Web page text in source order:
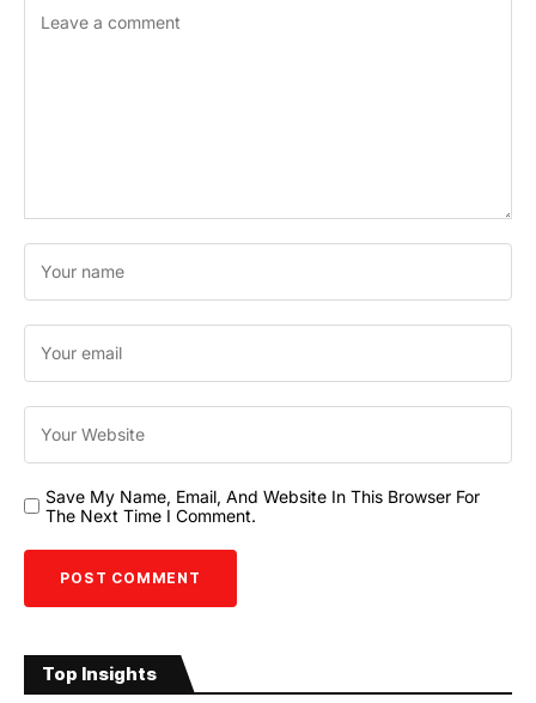
Save My Name, Email, And Website In This Browser For
The Next Time I Comment.
Top Insights